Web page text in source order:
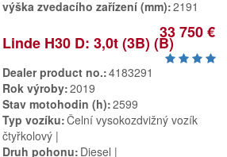
výška zvedacího zařízení (mm) 2191
33 750 €
Linde H30 D: 3,0t (3B) (B)
Dealer product no. 4183291
Rok výroby 2019
Stav motohodin (h) 2599
Typ vozíku Čelní vysokozdvižný vozík
čtyřkolový
Druh pohonu Diesel